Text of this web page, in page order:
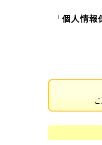
「個人情報